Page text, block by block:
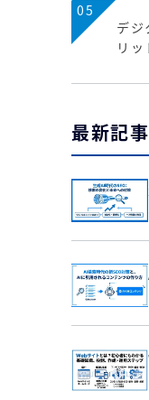
05
デジ
リ
最新記事